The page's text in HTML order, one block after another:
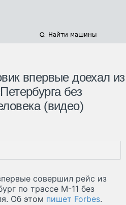
Найти машины
впервые доехал из
без
(видео)
совершил рейс из
по трассе М-11 без
Об этом пишет Forbes.